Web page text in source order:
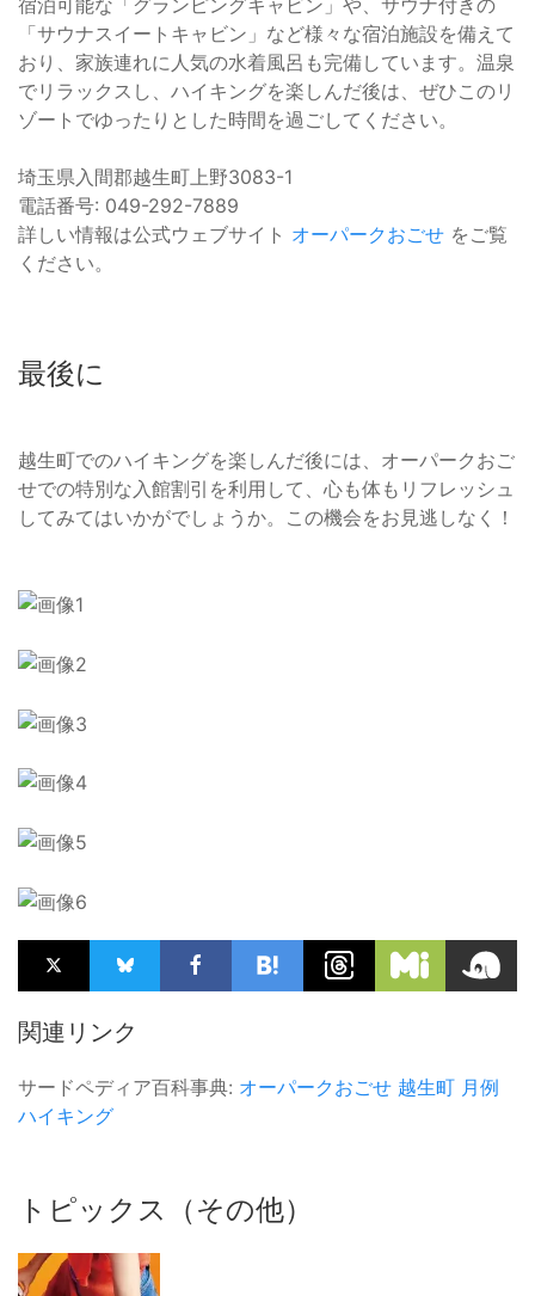
「サウナスイートキャビン」など様々な宿泊施設を備えて
おり、家族連れに人気の水着風呂も完備しています。温泉
でリラックスし、ハイキングを楽しんだ後は、ぜひこのリ
ゾートでゆったりとした時間を過ごしてください。
埼玉県入間郡越生町上野3083-1
電話番号: 049-292-7889
詳しい情報は公式ウェブサイト オーパークおごせ をご覧
ください。
最後に
越生町でのハイキングを楽しんだ後には、オーパークおご
せでの特別な入館割引を利用して、心も体もリフレッシュ
してみてはいかがでしょうか。この機会をお見逃しなく！
関連リンク
サードペディア百科事典: オーパークおごせ 越生町 月例
ハイキング
トピックス（その他）